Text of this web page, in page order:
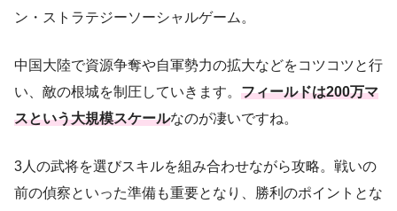
ン・ストラテジーソーシャルゲーム。
中国大陸で資源争奪や自軍勢力の拡大などをコツコツと行
い、敵の根城を制圧していきます。 フィールドは200万マ
スという大規模スケールなのが凄いですね。
3人の武将を選びスキルを組み合わせながら攻略。戦いの
前の偵察といった準備も重要となり、勝利のポイントとな